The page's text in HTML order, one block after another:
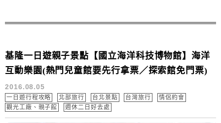
基隆一日遊親子景點【國立海洋科技博物館】海洋
互動樂園(熱門兒童館要先行拿票／探索館免門票)
2016.08.05
一日遊行程攻略 北部旅行 台北景點 台灣旅行
情侶約會
觀光工廠、親子館
週休二日好去處